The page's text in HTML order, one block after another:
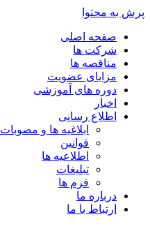
پرش به محتوا
صفحه اصلی
شرکت ها
مناقصه ها
مزایای عضویت
دوره های آموزشی
اخبار
اطلاع رسانی
ابلاغیه ها و مصوبات
قوانین
اطلاعیه ها
تبلیغات
فرم ها
درباره ما
ارتباط با ما